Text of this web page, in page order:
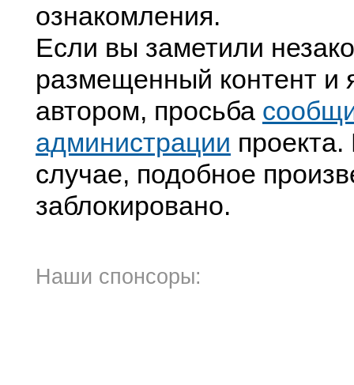
ознакомления.
Если вы заметили
размещенный контент и
автором, просьба
администрации
случае, подобное
заблокировано.
Наши спонсоры: